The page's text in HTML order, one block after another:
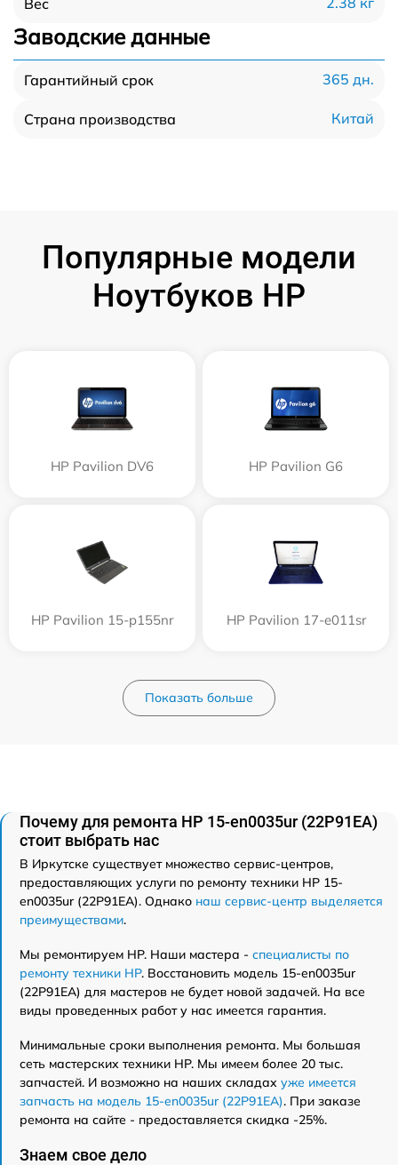
Заводские данные
Гарантийный срок 365 дн.
Страна производства Китай
Популярные модели
Ноутбуков HP
HP Pavilion DV6 HP Pavilion G6
HP Pavilion 15-p155nr HP Pavilion 17-e011sr
Показать больше
Почему для ремонта HP 15-en0035ur (22P91EA)
стоит выбрать нас
В Иркутске существует множество сервис-центров,
предоставляющих услуги по ремонту техники HP 15-
en0035ur (22P91EA). Однако наш сервис-центр выделяется
преимуществами.
Мы ремонтируем HP. Наши мастера - специалисты по
ремонту техники HP. Восстановить модель 15-en0035ur
(22P91EA) для мастеров не будет новой задачей. На все
виды проведенных работ у нас имеется гарантия.
Минимальные сроки выполнения ремонта. Мы большая
сеть мастерских техники HP. Мы имеем более 20 тыс.
запчастей. И возможно на наших складах уже имеется
запчасть на модель 15-en0035ur (22P91EA). При заказе
ремонта на сайте - предоставляется скидка -25%.
Знаем свое дело